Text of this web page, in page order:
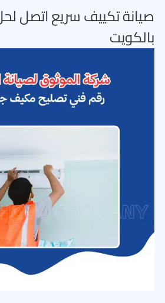
صيانة تكييف سريع اتصل
بالكويت